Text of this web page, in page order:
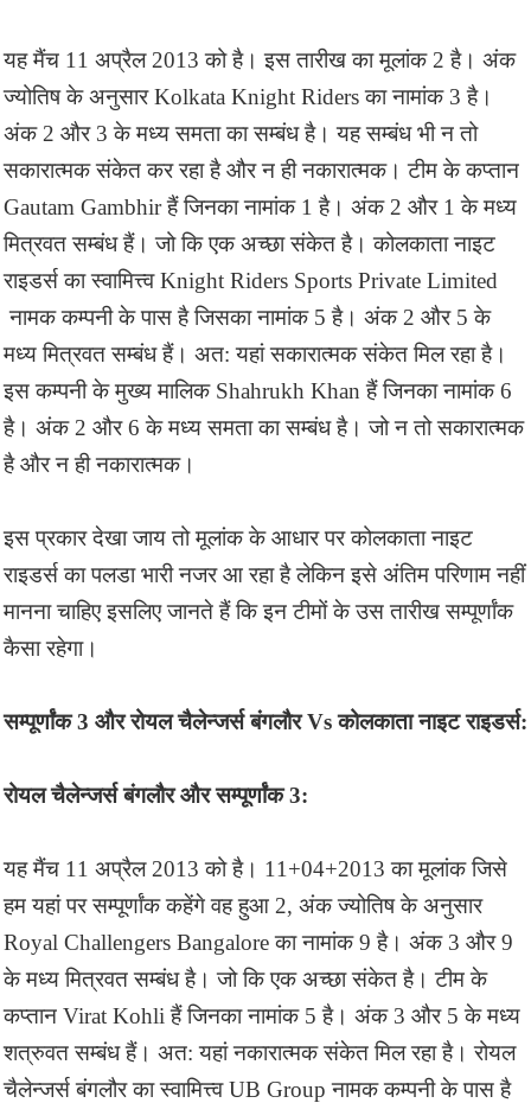
यह मैंच 11 अप्रैल 2013 को है। इस तारीख का मूलांक 2 है। अंक
ज्योतिष के अनुसार Kolkata Knight Riders का नामांक 3 है।
अंक 2 और 3 के मध्य समता का सम्बंध है। यह सम्बंध भी न तो
सकारात्मक संकेत कर रहा है और न ही नकारात्मक। टीम के कप्तान
Gautam Gambhir हैं जिनका नामांक 1 है। अंक 2 और 1 के मध्य
मित्रवत सम्बंध हैं। जो कि एक अच्छा संकेत है। कोलकाता नाइट
राइडर्स का स्वामित्त्व Knight Riders Sports Private Limited
नामक कम्पनी के पास है जिसका नामांक 5 है। अंक 2 और 5 के
मध्य मित्रवत सम्बंध हैं। अत: यहां सकारात्मक संकेत मिल रहा है।
इस कम्पनी के मुख्य मालिक Shahrukh Khan हैं जिनका नामांक 6
है। अंक 2 और 6 के मध्य समता का सम्बंध है। जो न तो सकारात्मक
है और न ही नकारात्मक।
इस प्रकार देखा जाय तो मूलांक के आधार पर कोलकाता नाइट
राइडर्स का पलडा भारी नजर आ रहा है लेकिन इसे अंतिम परिणाम नहीं
मानना चाहिए इसलिए जानते हैं कि इन टीमों के उस तारीख सम्पूर्णांक
कैसा रहेगा।
सम्पूर्णांक 3 और रोयल चैलेन्जर्स बंगलौर Vs कोलकाता नाइट राइडर्स:
रोयल चैलेन्जर्स बंगलौर और सम्पूर्णांक 3:
यह मैंच 11 अप्रैल 2013 को है। 11+04+2013 का मूलांक जिसे
हम यहां पर सम्पूर्णांक कहेंगे वह हुआ 2, अंक ज्योतिष के अनुसार
Royal Challengers Bangalore का नामांक 9 है। अंक 3 और 9
के मध्य मित्रवत सम्बंध है। जो कि एक अच्छा संकेत है। टीम के
कप्तान Virat Kohli हैं जिनका नामांक 5 है। अंक 3 और 5 के मध्य
शत्रुवत सम्बंध हैं। अत: यहां नकारात्मक संकेत मिल रहा है। रोयल
चैलेन्जर्स बंगलौर का स्वामित्त्व UB Group नामक कम्पनी के पास है